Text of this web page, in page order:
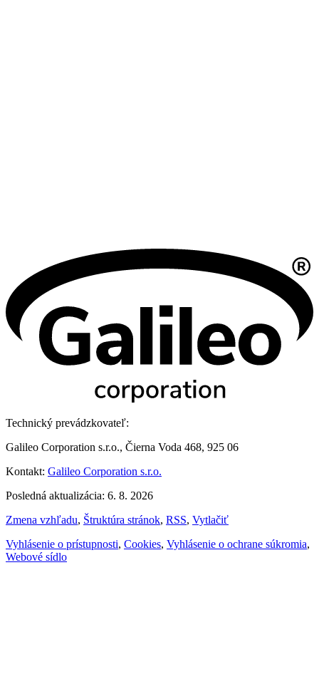
Technický prevádzkovateľ:
Galileo Corporation s.r.o., Čierna Voda 468, 925 06
Kontakt: Galileo Corporation s.r.o.
Posledná aktualizácia: 6. 8. 2026
Zmena vzhľadu, Štruktúra stránok, RSS, Vytlačiť
Vyhlásenie o prístupnosti, Cookies, Vyhlásenie o ochrane súkromia,
Webové sídlo